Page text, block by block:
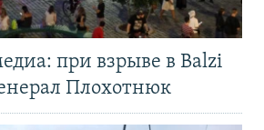
при взрыве в Balzi
Плохотнюк